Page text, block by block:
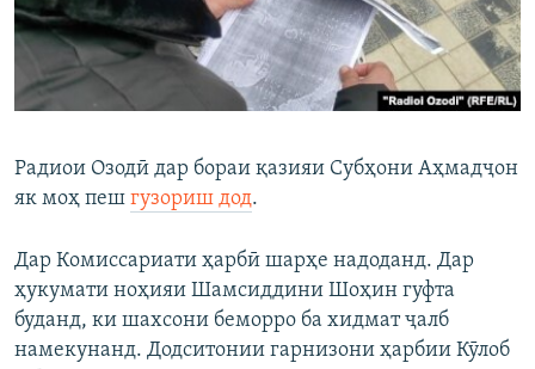
Радиои Озодӣ дар бораи қазияи Субҳони Аҳмадҷон
як моҳ пеш гузориш дод.
Дар Комиссариати ҳарбӣ шарҳе надоданд. Дар
ҳукумати ноҳияи Шамсиддини Шоҳин гуфта
буданд, ки шахсони беморро ба хидмат ҷалб
намекунанд. Додситонии гарнизони ҳарбии Кӯлоб